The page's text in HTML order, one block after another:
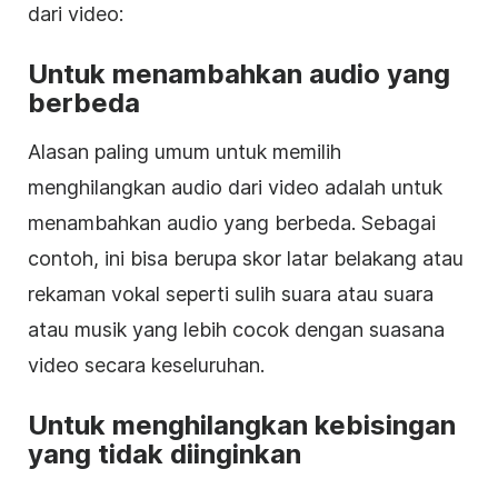
dari video:
Untuk menambahkan audio yang
berbeda
Alasan paling umum untuk memilih
menghilangkan audio dari video adalah untuk
menambahkan audio yang berbeda. Sebagai
contoh, ini bisa berupa skor latar belakang atau
rekaman vokal seperti sulih suara atau suara
atau musik yang lebih cocok dengan suasana
video secara keseluruhan.
Untuk menghilangkan kebisingan
yang tidak diinginkan